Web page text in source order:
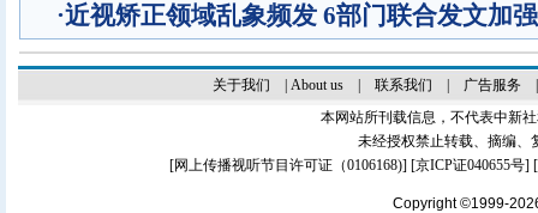
·近视矫正领域乱象频发 6部门联合发文加
关于我们 About us| 联系我们 广告服务
本网站所刊载信息，不代表中新
未经授权禁止转载、摘编、
[网上传播视听节目许可证（0106168)] [京ICP证040655号]
Copyright ©1999-